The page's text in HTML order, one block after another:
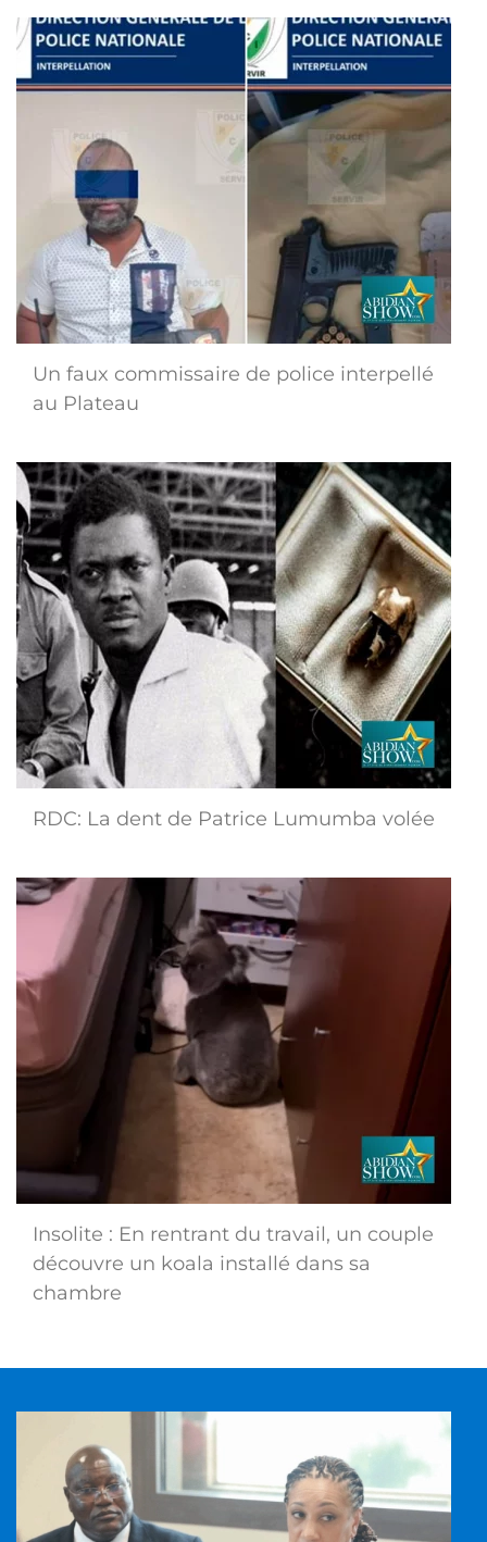
Un faux commissaire de police interpellé
au Plateau
RDC: La dent de Patrice Lumumba volée
Insolite : En rentrant du travail, un couple
découvre un koala installé dans sa
chambre